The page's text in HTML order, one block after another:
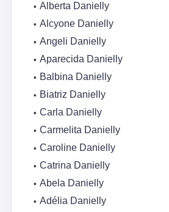
Alberta Danielly
Alcyone Danielly
Angeli Danielly
Aparecida Danielly
Balbina Danielly
Biatriz Danielly
Carla Danielly
Carmelita Danielly
Caroline Danielly
Catrina Danielly
Abela Danielly
Adélia Danielly